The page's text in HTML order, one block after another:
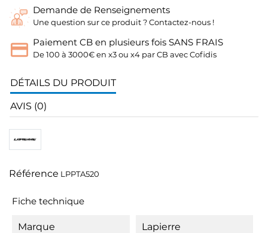
Demande de Renseignements
Une question sur ce produit ? Contactez-nous !
Paiement CB en plusieurs fois SANS FRAIS
De 100 à 3000€ en x3 ou x4 par CB avec Cofidis
DÉTAILS DU PRODUIT
AVIS (0)
Référence LPPTA520
Fiche technique
Marque Lapierre